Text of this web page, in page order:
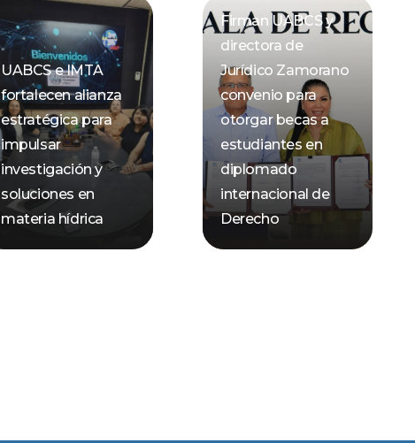
UABCS e IMTA
fortalecen alianza
estratégica para
impulsar
investigación y
soluciones en
materia hídrica
Firman UABCS y
directora de
Jurídico Zamorano
convenio para
otorgar becas a
estudiantes en
diplomado
internacional de
Derecho